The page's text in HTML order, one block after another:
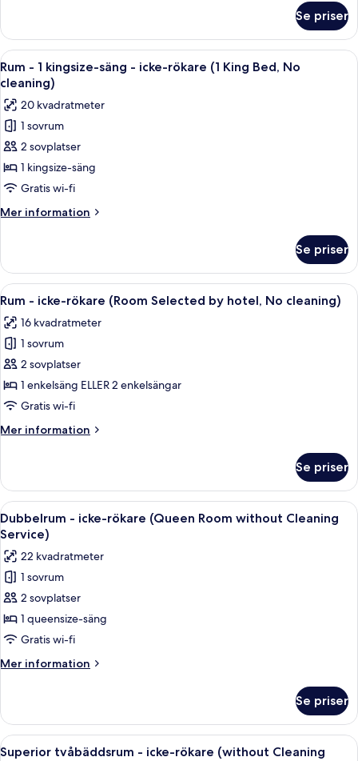
Service)
tvåbäddsrum
icke-
rökare
(without
Cleaning
Service)
Se priser
Öppna
alla
foton
för
Rum
-
1
kingsize-
säng
-
rökare
(1
King
Bed,
No
cleaning)
Ett hotellrum med en stor säng, ett
6
Rum - 1 kingsize-säng - icke-rökare (1 King Bed, No
cleaning)
20 kvadratmeter
1 sovrum
2 sovplatser
1 kingsize-säng
Gratis wi-fi
Mer information
Mer
-
kingsize-
icke-
rökare
(1
King
Bed,
No
cleaning)
Se priser
Öppna
alla
foton
för
Rum
-
icke-
(Room
hotel,
No
cleaning)
Ett hotellrum med en stor säng, en
7
Rum - icke-rökare (Room Selected by hotel, No cleaning)
16 kvadratmeter
1 sovrum
2 sovplatser
1 enkelsäng ELLER 2 enkelsängar
Gratis wi-fi
Mer information
Mer
-
icke-
rökare
(Room
Selected
by
hotel,
No
cleaning)
Se priser
Öppna
alla
foton
för
Dubbelrum
-
icke-
rökare
(Queen
Room
Cleaning
Service)
Ett hotellrum med en stor säng, ett
7
Dubbelrum - icke-rökare (Queen Room without Cleaning
Service)
22 kvadratmeter
1 sovrum
2 sovplatser
1 queensize-säng
Gratis wi-fi
Mer information
Mer
-
icke-
rökare
Se priser
Öppna
Ett hotellrum med två sängar, en
6
Superior tvåbäddsrum - icke-rökare (without Cleaning